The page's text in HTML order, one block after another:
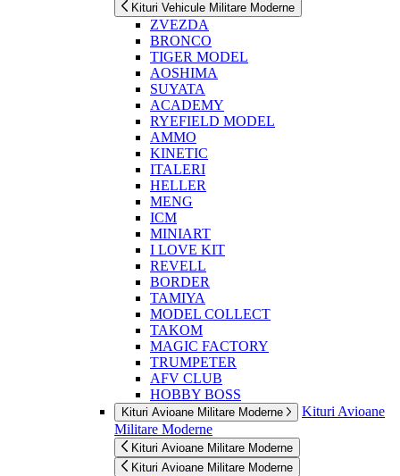
Kituri Vehicule Militare Moderne
ZVEZDA
BRONCO
TIGER MODEL
AOSHIMA
SUYATA
ACADEMY
RYEFIELD MODEL
AMMO
KINETIC
ITALERI
HELLER
MENG
ICM
MINIART
I LOVE KIT
REVELL
BORDER
TAMIYA
MODEL COLLECT
TAKOM
MAGIC FACTORY
TRUMPETER
AFV CLUB
HOBBY BOSS
Kituri Avioane Militare Moderne
Kituri Avioane
Militare Moderne
Kituri Avioane Militare Moderne
Kituri Avioane Militare Moderne